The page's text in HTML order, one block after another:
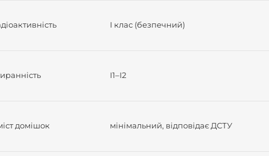
І клас (безпечний)
І1–І2
домішок мінімальний, відповідає ДСТУ